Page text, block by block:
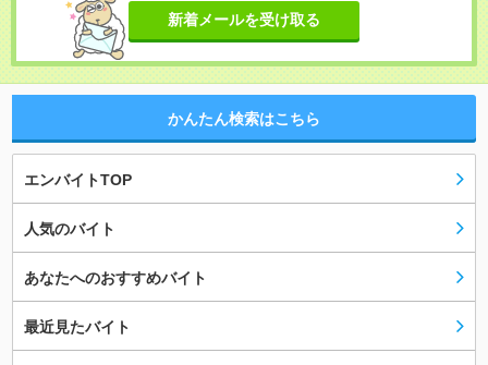
新着メールを受け取る
かんたん検索はこちら
エンバイトTOP
人気のバイト
あなたへのおすすめバイト
最近見たバイト